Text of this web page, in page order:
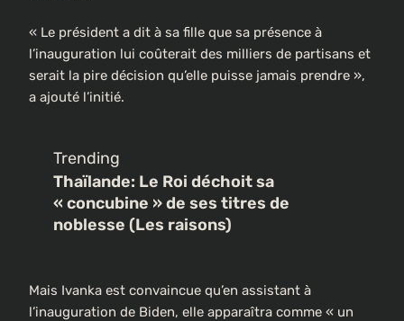
« Le président a dit à sa fille que sa présence à
l’inauguration lui coûterait des milliers de partisans et
serait la pire décision qu’elle puisse jamais prendre »,
a ajouté l’initié.
Trending
Thaïlande: Le Roi déchoit sa
« concubine » de ses titres de
noblesse (Les raisons)
Mais Ivanka est convaincue qu’en assistant à
l’inauguration de Biden, elle apparaîtra comme « un